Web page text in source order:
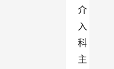
介
入
科
主